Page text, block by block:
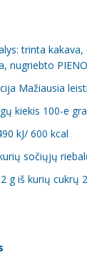
trinta
nugriebto
Mažiausia
kiekis 100-e
kJ/ 600 kcal
sočiųjų
g iš kurių cukrų